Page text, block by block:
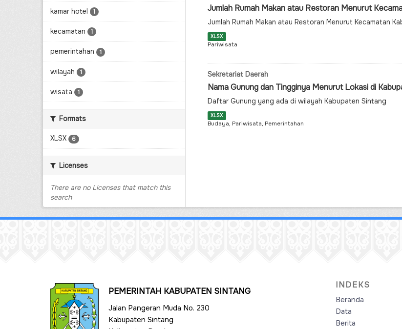
kamar hotel 1
kecamatan 1
pemerintahan 1
wilayah 1
wisata 1
Formats
XLSX 6
Licenses
There are no Licenses that match this
search
Jumlah Rumah Makan atau Restoran Menurut
Jumlah Rumah Makan atau Restoran Menurut Kecamatan
XLSX
Pariwisata
Sekretariat Daerah
Nama Gunung dan Tingginya Menurut Lokasi di
Daftar Gunung yang ada di wilayah Kabupaten Sintang
XLSX
Budaya, Pariwisata, Pemerintahan
PEMERINTAH KABUPATEN SINTANG
Jalan Pangeran Muda No. 230
Kabupaten Sintang
INDEKS
Beranda
Data
Berita